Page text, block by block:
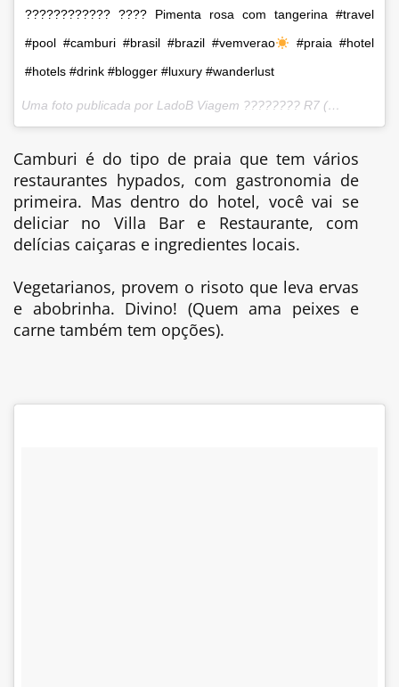
???????????? ???? Pimenta rosa com tangerina #travel
#pool #camburi #brasil #brazil #vemverao
#praia #hotel
#hotels #drink #blogger #luxury #wanderlust
Uma foto publicada por LadoB Viagem ???????? R7 (@ladobviagem) em
Camburi é do tipo de praia que tem vários
restaurantes hypados, com gastronomia de
primeira. Mas dentro do hotel, você vai se
deliciar no Villa Bar e Restaurante, com
delícias caiçaras e ingredientes locais.
Vegetarianos, provem o risoto que leva ervas
e abobrinha. Divino! (Quem ama peixes e
carne também tem opções).